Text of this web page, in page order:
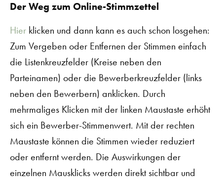
Der Weg zum Online-Stimmzettel
Hier klicken und dann kann es auch schon losgehen:
Zum Vergeben oder Entfernen der Stimmen einfach
die Listenkreuzfelder (Kreise neben den
Parteinamen) oder die Bewerberkreuzfelder (links
neben den Bewerbern) anklicken. Durch
mehrmaliges Klicken mit der linken Maustaste erhöht
sich ein Bewerber-Stimmenwert. Mit der rechten
Maustaste können die Stimmen wieder reduziert
oder entfernt werden. Die Auswirkungen der
einzelnen Mausklicks werden direkt sichtbar und